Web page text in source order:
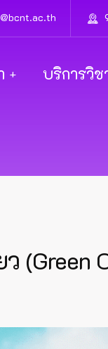
บริการวิช
(Green